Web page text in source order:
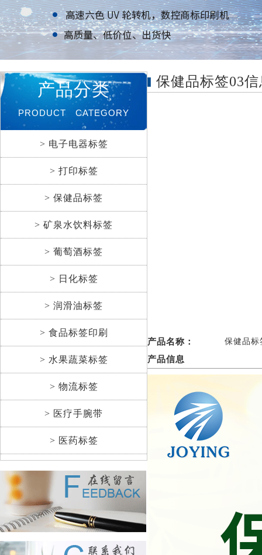
产品分类
PRODUCT CATEGORY
> 电子电器标签
> 打印标签
> 保健品标签
> 矿泉水饮料标签
> 葡萄酒标签
> 日化标签
> 润滑油标签
> 食品标签印刷
> 水果蔬菜标签
> 物流标签
> 医疗手腕带
> 医药标签
保健品标签03
产品名称： 保健品标
产品信息